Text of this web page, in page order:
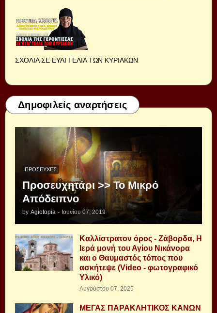
ΣΧΟΛΙΑ ΣΕ ΕΥΑΓΓΕΛΙΑ ΤΩΝ ΚΥΡΙΑΚΩΝ
Δημοφιλείς αναρτήσεις
ΠΡΟΣΕΥΧΈΣ
Προσευχητάρι >> Το Μικρό
Απόδειπνο
by Agiotopia - Ιουνίου 07, 2019
Καλλίστρατον όρος - Ζάβορδα, Η
Ιερά μονή του Αγίου Νικάνορα
και ο Θαυμαστός τόπος που
ασκήτεψε (Video - φωτογραφικό
Υλικό)
Αυγούστου 07, 2025
ΜΕΓΑΣ ΠΑΡΑΚΛΗΤΙΚΟΣ ΚΑΝΩΝ